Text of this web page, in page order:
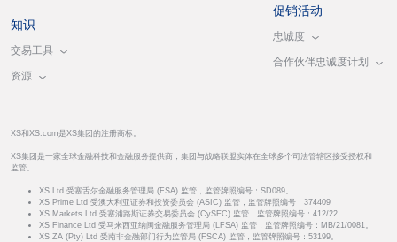
知识
交易工具
资源
促销活动
忠诚度
合作伙伴忠诚度计划
XS和XS.com是XS集团的注册商标。
XS集团是一家全球金融科技和金融服务提供商，集团与战略联盟实体在全球多个司法管辖区接受授权和
监管。
XS Ltd 受塞舌尔金融服务管理局 (FSA) 监管，监管牌照编号：SD089。
XS Prime Ltd 受澳大利亚证券和投资委员会 (ASIC) 监管，监管牌照编号：374409
XS Markets Ltd 受塞浦路斯证券交易委员会 (CySEC) 监管，监管牌照编号：412/22
XS Finance Ltd 受马来西亚纳闽金融服务管理局 (LFSA) 监管，监管牌照编号：MB/21/0081。
XS ZA (Pty) Ltd 受南非金融部门行为监管局 (FSCA) 监管，监管牌照编号：53199。